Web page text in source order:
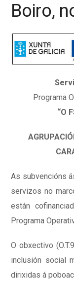
Boiro,
Programa
“O
As subvencións
servizos no
están
Programa
O obxectivo
inclusión social
dirixidas á